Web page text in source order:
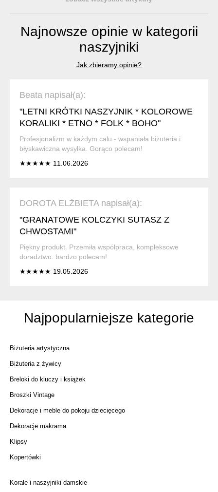
Najnowsze opinie w kategorii
naszyjniki
Jak zbieramy opinie?
Beata napisał(a):
"LETNI KRÓTKI NASZYJNIK * KOLOROWE
KORALIKI * ETNO * FOLK * BOHO"
Profesjonalizm w każdym calu - wspaniała biżuteria i
błyskawiczna wysyłka. Gorąco polecam!
★★★★★ 11.06.2026
DOROTA ELŻBIETA napisał(a):
"GRANATOWE KOLCZYKI SUTASZ Z
CHWOSTAMI"
Piękny produkt. Przemiła współpraca, kompleksowe
doradztwo. bardzo polecam!
★★★★★ 19.05.2026
Najpopularniejsze kategorie
Biżuteria artystyczna
Biżuteria z żywicy
Breloki do kluczy i książek
Broszki Vintage
Dekoracje i meble do pokoju dziecięcego
Dekoracje makrama
Klipsy
Kopertówki
Korale i naszyjniki damskie